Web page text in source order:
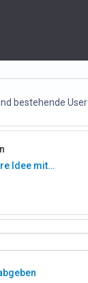
bestehende User
Idee mit…